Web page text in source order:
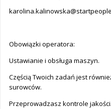
Obowiązki operatora:
Ustawianie i obsługa maszyn.
Częścią Twoich zadań jest
surowców.
Przeprowadzasz kontrole jakości.